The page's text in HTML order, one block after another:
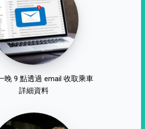
晚 9 點透過 email 收取乘車
詳細資料